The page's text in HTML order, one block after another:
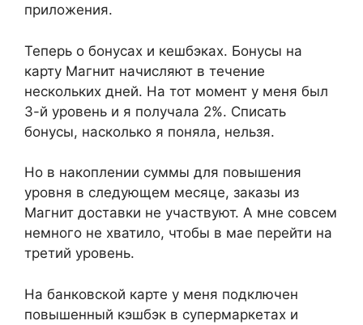
приложения.
Теперь о бонусах и кешбэках. Бонусы на
карту Магнит начисляют в течение
нескольких дней. На тот момент у меня был
3-й уровень и я получала 2%. Списать
бонусы, насколько я поняла, нельзя.
Но в накоплении суммы для повышения
уровня в следующем месяце, заказы из
Магнит доставки не участвуют. А мне совсем
немного не хватило, чтобы в мае перейти на
третий уровень.
На банковской карте у меня подключен
повышенный кэшбэк в супермаркетах и